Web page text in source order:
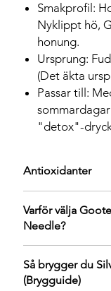
Smakprofil:
Nyklippt hö,
honung.
Ursprung:
(Det äkta
Passar till:
"detox"-
Antioxidanter
historia. Det anses
rikast på
skyddande
steks.
Vårt Silver Needle
teets ursprungliga
Varför välja
Needle?
maskintorkning.
naturligt i solen,
Så brygger du
(Brygguide)